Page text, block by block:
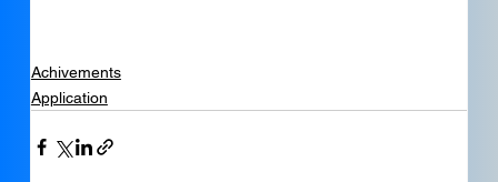
Achivements
Application